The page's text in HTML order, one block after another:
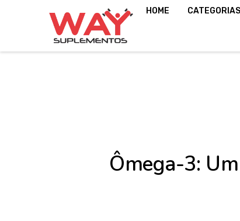
HOME CATEGORIAS
Ômega-3: